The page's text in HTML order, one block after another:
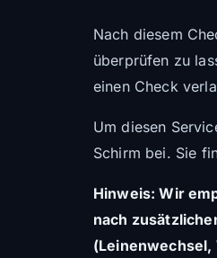
Nach diesem
überprüfen zu
einen Check
Um diesen
Schirm bei. Sie
Hinweis: Wir
nach